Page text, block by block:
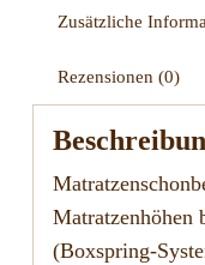
für
hohe
Menge
Zusätzliche
Rezensionen (0)
Matratzenhöhen
(Boxspring-